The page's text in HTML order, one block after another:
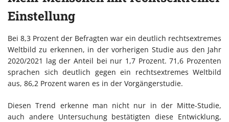
Einstellung
Bei 8,3 Prozent der Befragten war ein deutlich rechtsextremes
Weltbild zu erkennen, in der vorherigen Studie aus den Jahr
2020/2021 lag der Anteil bei nur 1,7 Prozent. 71,6 Prozenten
sprachen sich deutlich gegen ein rechtsextremes Weltbild
aus, 86,2 Prozent waren es in der Vorgängerstudie.
Diesen Trend erkenne man nicht nur in der Mitte-Studie,
auch andere Untersuchung bestätigten diese Entwicklung,